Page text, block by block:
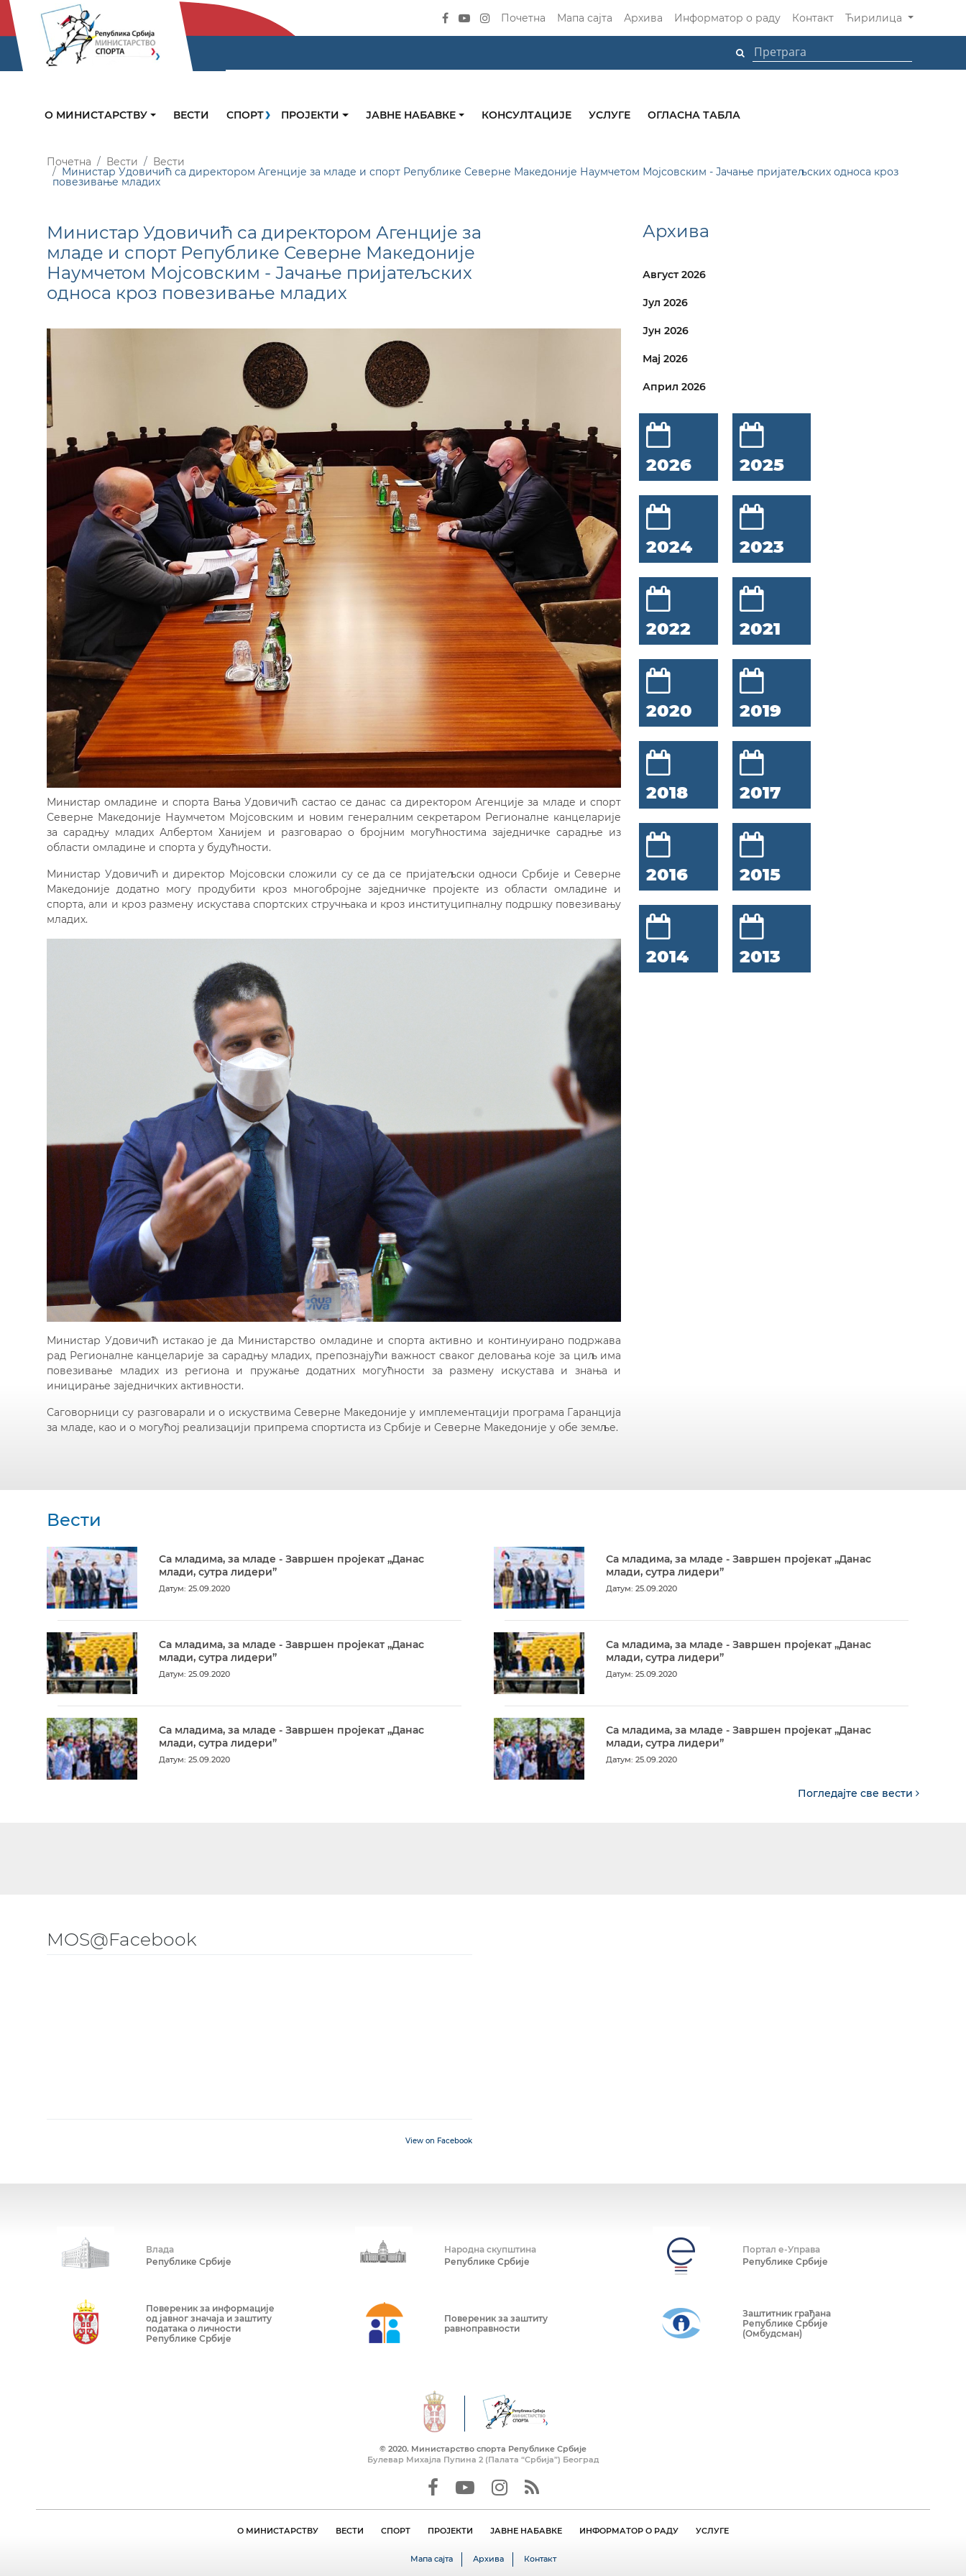
Почетна Мапа сајта Архива Информатор о раду Контакт Ћирилица
О МИНИСТАРСТВУ ВЕСТИ СПОРТ ПРОЈЕКТИ ЈАВНЕ НАБАВКЕ КОНСУЛТАЦИЈЕ УСЛУГЕ ОГЛАСНА ТАБЛА
Почетна Вести Вести
Министар Удовичић са директором Агенције за младе и спорт Републике Северне Македоније Наумчетом Мојсовским - Јачање пријатељских односа кроз
повезивање младих
Министар Удовичић са директором Агенције за
младе и спорт Републике Северне Македоније
Наумчетом Мојсовским - Јачање пријатељских
односа кроз повезивање младих
Министар омладине и спорта Вања Удовичић састао се данас са директором Агенције за младе и спорт
Северне Македоније Наумчетом Мојсовским и новим генералним секретаром Регионалне канцеларије
за сарадњу младих Албертом Ханијем и разговарао о бројним могућностима заједничке сарадње из
области омладине и спорта у будућности.
Министар Удовичић и директор Мојсовски сложили су се да се пријатељски односи Србије и Северне
Македоније додатно могу продубити кроз многобројне заједничке пројекте из области омладине и
спорта, али и кроз размену искустава спортских стручњака и кроз институципналну подршку повезивању
младих.
Министар Удовичић истакао је да Министарство омладине и спорта активно и континуирано подржава
рад Регионалне канцеларије за сарадњу младих, препознајући важност сваког деловања које за циљ има
повезивање младих из региона и пружање додатних могућности за размену искустава и знања и
иницирање заједничких активности.
Саговорници су разговарали и о искуствима Северне Македоније у имплементацији програма Гаранција
за младе, као и о могућој реализацији припрема спортиста из Србије и Северне Македоније у обе земље.
Архива
Август 2026
Јул 2026
Јун 2026
Мај 2026
Април 2026
2026 2025
2024 2023
2022 2021
2020 2019
2018 2017
2016 2015
2014 2013
Вести
Са младима, за младе - Завршен пројекат „Данас
млади, сутра лидери”
Датум: 25.09.2020
Са младима, за младе - Завршен пројекат „Данас
млади, сутра лидери”
Датум: 25.09.2020
Са младима, за младе - Завршен пројекат „Данас
млади, сутра лидери”
Датум: 25.09.2020
Са младима, за младе - Завршен пројекат „Данас
млади, сутра лидери”
Датум: 25.09.2020
Са младима, за младе - Завршен пројекат „Данас
млади, сутра лидери”
Датум: 25.09.2020
Са младима, за младе - Завршен пројекат „Данас
млади, сутра лидери”
Датум: 25.09.2020
Погледајте све вести
MOS@Facebook
View on Facebook
Влада
Републике Србије
Народна скупштина
Републике Србије
Портал е-Управа
Републике Србије
Повереник за информације
од јавног значаја и заштиту
података о личности
Републике Србије
Повереник за заштиту
равноправности
Заштитник грађана
Републике Србије
(Омбудсман)
© 2020. Mинистарство спорта Републике Србије
Булевар Михајла Пупина 2 (Палата “Србија”) Београд
О МИНИСТАРСТВУ ВЕСТИ СПОРТ ПРОЈЕКТИ ЈАВНЕ НАБАВКЕ ИНФОРМАТОР О РАДУ УСЛУГЕ
Мапа сајта Архива Контакт